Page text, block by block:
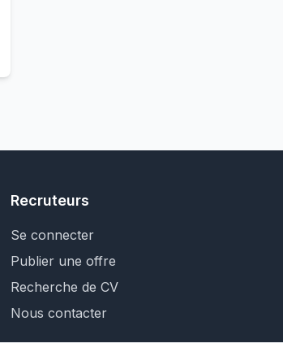
Recruteurs
Se connecter
Publier une offre
Recherche de CV
Nous contacter